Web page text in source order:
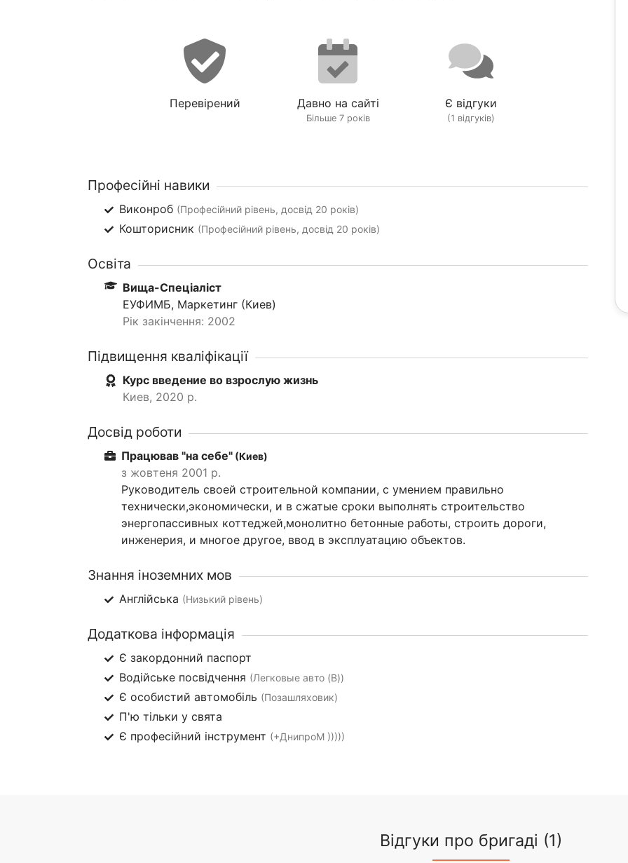
Перевірений Давно на сайті
Більше 7 років
Є відгуки
(1 відгуків)
Професійні навики
Виконроб (Професійний рівень, досвід 20 років)
Кошторисник (Професійний рівень, досвід 20 років)
Освіта
Вища-Спеціаліст
ЕУФИМБ, Маркетинг (Киев)
Рік закінчення: 2002
Підвищення кваліфікації
Курс введение во взрослую жизнь
Киев, 2020 р.
Досвід роботи
Працював "на себе" (Киев)
з жовтеня 2001 р.
Руководитель своей строительной компании, с умением правильно
технически,экономически, и в сжатые сроки выполнять строительство
энергопассивных коттеджей,монолитно бетонные работы, строить дороги,
инженерия, и многое другое, ввод в эксплуатацию объектов.
Знання іноземних мов
Англійська (Низький рівень)
Додаткова інформація
Є закордонний паспорт
Водійське посвідчення (Легковые авто (B))
Є особистий автомобіль (Позашляховик)
П'ю тільки у свята
Є професійний інструмент (+ДнипроМ )))))
Відгуки про бригаді (1)